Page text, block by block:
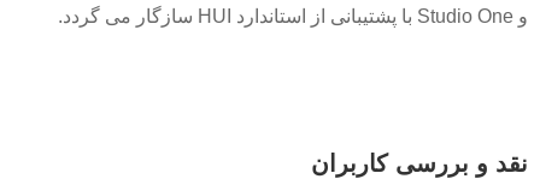
و Studio One با پشتیبانی از استاندارد HUI سازگار می گردد.
نقد و بررسی کاربران